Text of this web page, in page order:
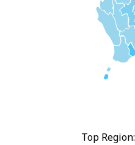
Top Region: